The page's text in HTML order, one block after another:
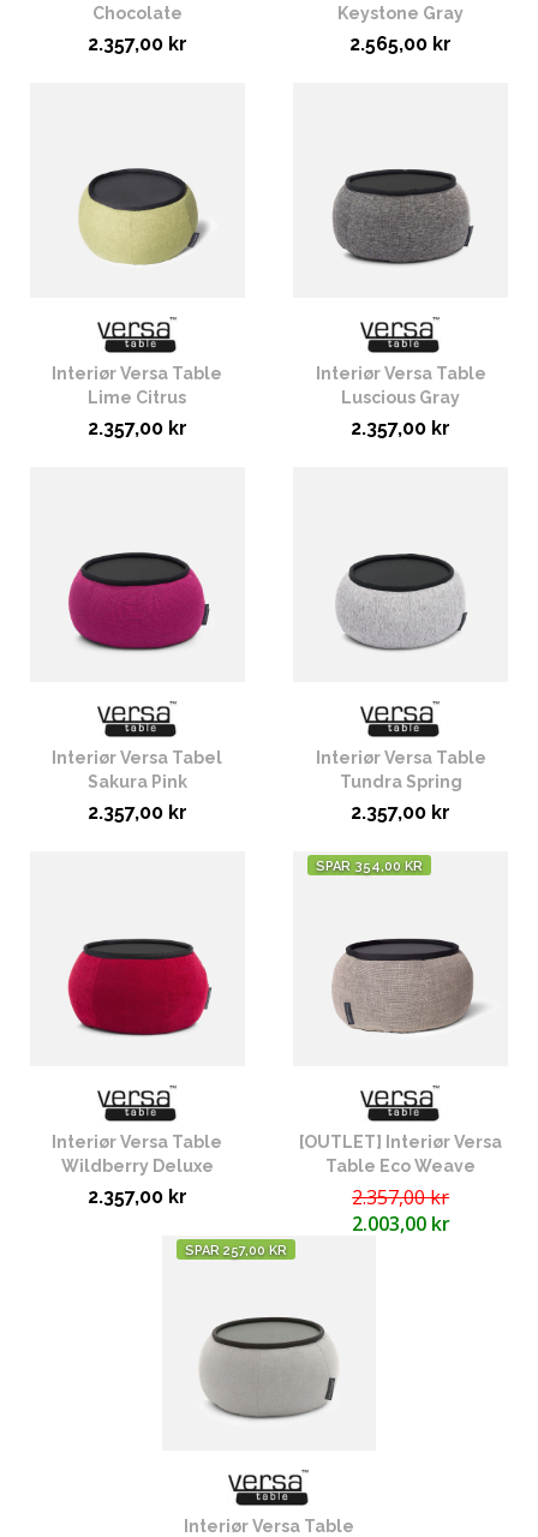
Chocolate
2.357,00 kr
Keystone Gray
2.565,00 kr
Interiør Versa Table
Lime Citrus
2.357,00 kr
Interiør Versa Table
Luscious Gray
2.357,00 kr
Interiør Versa Tabel
Sakura Pink
2.357,00 kr
Interiør Versa Table
Tundra Spring
2.357,00 kr
Interiør Versa Table
Wildberry Deluxe
2.357,00 kr
SPAR 354,00 KR
[OUTLET] Interiør Versa
Table Eco Weave
2.357,00 kr
2.003,00 kr
SPAR 257,00 KR
Interiør Versa Table